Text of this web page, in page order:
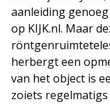
aanleiding
op KIJK.nl. Maar
herbergt een
van het object is
zoiets